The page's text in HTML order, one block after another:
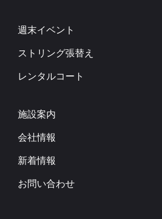
週末イベント
ストリング張替え
レンタルコート
施設案内
会社情報
新着情報
お問い合わせ